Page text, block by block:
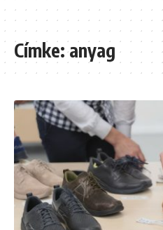
Címke:anyag